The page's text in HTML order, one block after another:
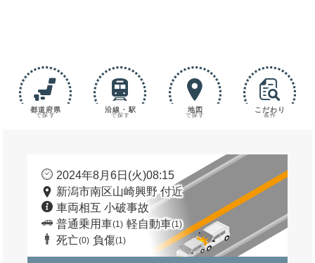
都道府県
で探す
沿線・駅
で探す
地図
で探す
こだわり
条件
2024年8月6日(火)08:15
新潟市南区山崎興野 付近
車両相互 小破事故
普通乗用車(1) 軽自動車(1)
死亡(0) 負傷(1)